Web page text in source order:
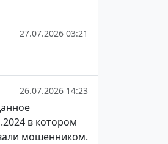
27.07.2026 03:21
26.07.2026 14:23
в котором
мошенником.